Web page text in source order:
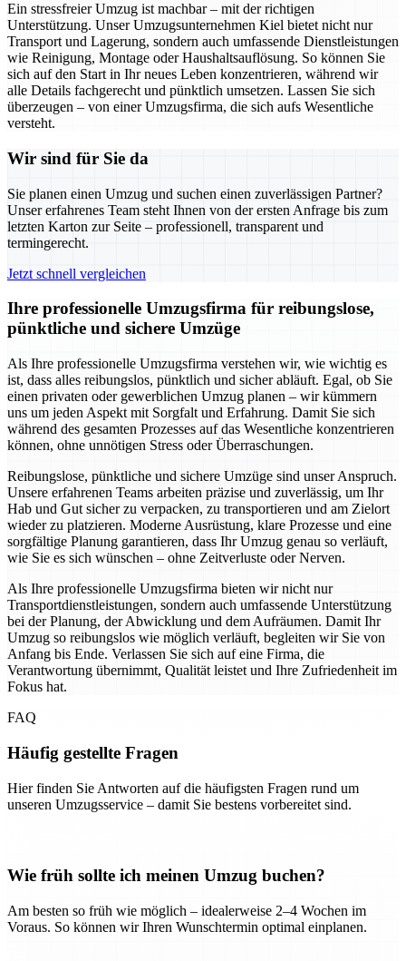
Ein stressfreier Umzug ist machbar – mit der richtigen
Unterstützung. Unser Umzugsunternehmen Kiel bietet nicht nur
Transport und Lagerung, sondern auch umfassende Dienstleistungen
wie Reinigung, Montage oder Haushaltsauflösung. So können Sie
sich auf den Start in Ihr neues Leben konzentrieren, während wir
alle Details fachgerecht und pünktlich umsetzen. Lassen Sie sich
überzeugen – von einer Umzugsfirma, die sich aufs Wesentliche
versteht.
Wir sind für Sie da
Sie planen einen Umzug und suchen einen zuverlässigen Partner?
Unser erfahrenes Team steht Ihnen von der ersten Anfrage bis zum
letzten Karton zur Seite – professionell, transparent und
termingerecht.
Jetzt schnell vergleichen
Ihre professionelle Umzugsfirma für reibungslose,
pünktliche und sichere Umzüge
Als Ihre professionelle Umzugsfirma verstehen wir, wie wichtig es
ist, dass alles reibungslos, pünktlich und sicher abläuft. Egal, ob Sie
einen privaten oder gewerblichen Umzug planen – wir kümmern
uns um jeden Aspekt mit Sorgfalt und Erfahrung. Damit Sie sich
während des gesamten Prozesses auf das Wesentliche konzentrieren
können, ohne unnötigen Stress oder Überraschungen.
Reibungslose, pünktliche und sichere Umzüge sind unser Anspruch.
Unsere erfahrenen Teams arbeiten präzise und zuverlässig, um Ihr
Hab und Gut sicher zu verpacken, zu transportieren und am Zielort
wieder zu platzieren. Moderne Ausrüstung, klare Prozesse und eine
sorgfältige Planung garantieren, dass Ihr Umzug genau so verläuft,
wie Sie es sich wünschen – ohne Zeitverluste oder Nerven.
Als Ihre professionelle Umzugsfirma bieten wir nicht nur
Transportdienstleistungen, sondern auch umfassende Unterstützung
bei der Planung, der Abwicklung und dem Aufräumen. Damit Ihr
Umzug so reibungslos wie möglich verläuft, begleiten wir Sie von
Anfang bis Ende. Verlassen Sie sich auf eine Firma, die
Verantwortung übernimmt, Qualität leistet und Ihre Zufriedenheit im
Fokus hat.
FAQ
Häufig gestellte Fragen
Hier finden Sie Antworten auf die häufigsten Fragen rund um
unseren Umzugsservice – damit Sie bestens vorbereitet sind.
Wie früh sollte ich meinen Umzug buchen?
Am besten so früh wie möglich – idealerweise 2–4 Wochen im
Voraus. So können wir Ihren Wunschtermin optimal einplanen.